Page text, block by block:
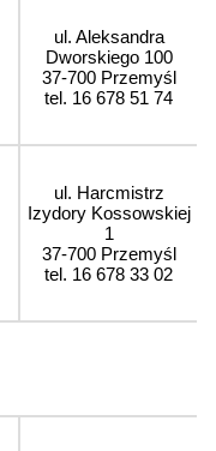
ul. Aleksandra
Dworskiego 100
37-700 Przemyśl
tel. 16 678 51 74
ul. Harcmistrz
Izydory Kossowskiej
1
37-700 Przemyśl
tel. 16 678 33 02